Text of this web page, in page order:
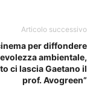
Articolo successivo
per diffondere
ambientale,
ci lascia Gaetano il
prof. Avogreen”